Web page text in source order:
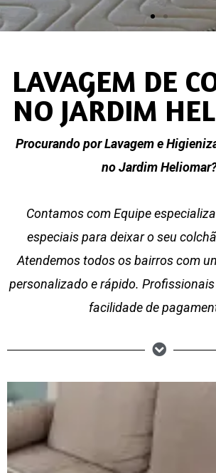
LAVAGEM DE
NO JARDIM
Procurando por Lavagem e
no Jardim
Contamos com Equipe
especiais para deixar o seu
Atendemos todos os bairros com
personalizado e rápido.
facilidade de